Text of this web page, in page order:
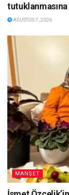
AĞUSTOS 7, 2026
MANŞET